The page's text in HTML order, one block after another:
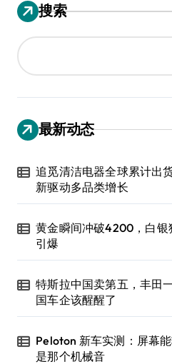
搜索
最新动态
追觅清洁电器全球累计出
新驱动多品类增长
黄金瞬间冲破4200，白银
引爆
特斯拉中国卖第五，丰田
国车企该醒醒了
Peloton 新车实测：屏幕
是那个机械音